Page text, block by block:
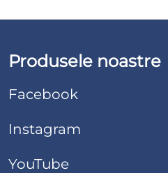
Produsele noastre
Facebook
Instagram
YouTube